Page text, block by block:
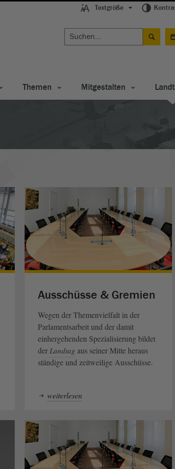
Textgröße
Themen Mitgestalten
Ausschüsse & Gremien
Wegen der Themenvielfalt in der
Parlamentsarbeit und der damit
einhergehenden Spezialisierung bildet
der Landtag aus seiner Mitte heraus
ständige und zeitweilige Ausschüsse.
weiterlesen